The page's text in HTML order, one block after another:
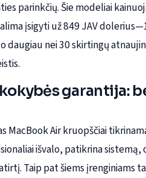
parinkčių. Šie modeliai
įsigyti už 849 JAV
daugiau nei 30 skirtingų
garantija:
MacBook Air kruopščiai
išvalo, patikrina
Taip pat šiems įrenginiams